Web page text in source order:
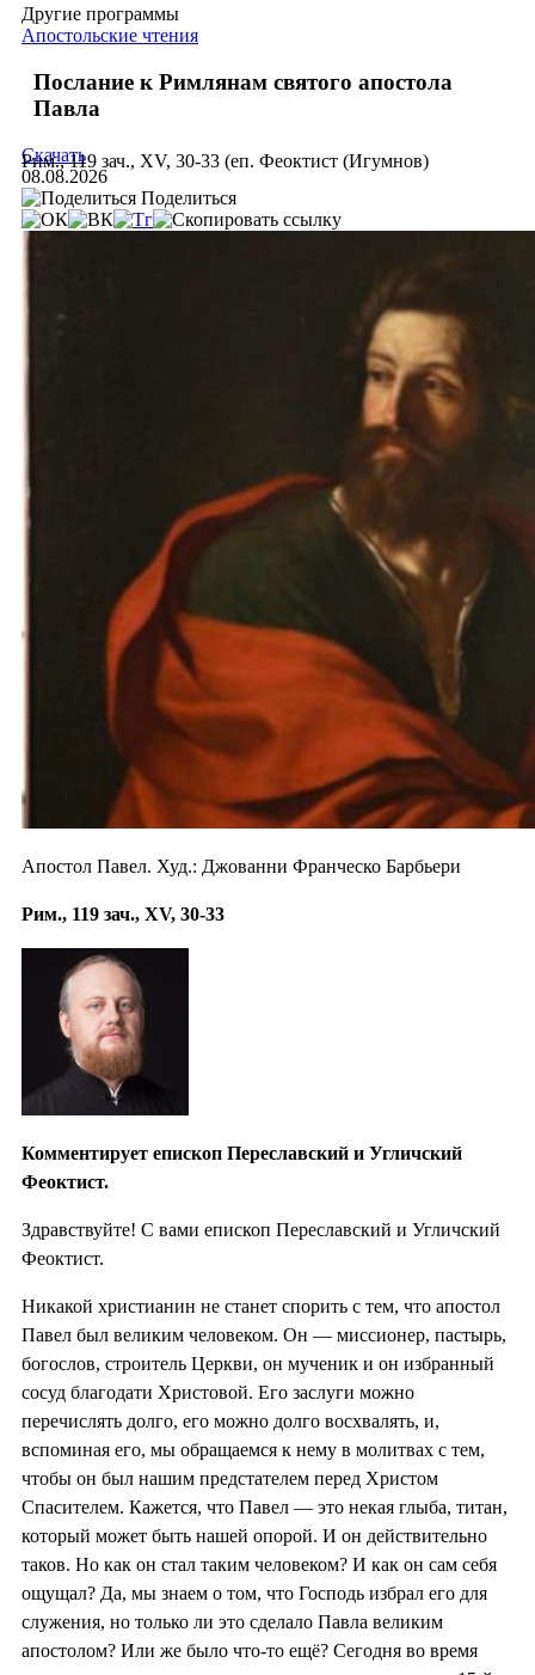
Другие программы
Апостольские чтения
Послание к Римлянам святого апостола
Павла
Рим., 119 зач., XV, 30-33 (еп. Феоктист (Игумнов)
Скачать
08.08.2026
Поделиться
Апостол Павел. Худ.: Джованни Франческо Барбьери
Рим., 119 зач., XV, 30-33
Комментирует епископ Переславский и Угличский
Феоктист.
Здравствуйте! С вами епископ Переславский и Угличский
Феоктист.
Никакой христианин не станет спорить с тем, что апостол
Павел был великим человеком. Он — миссионер, пастырь,
богослов, строитель Церкви, он мученик и он избранный
сосуд благодати Христовой. Его заслуги можно
перечислять долго, его можно долго восхвалять, и,
вспоминая его, мы обращаемся к нему в молитвах с тем,
чтобы он был нашим предстателем перед Христом
Спасителем. Кажется, что Павел — это некая глыба, титан,
который может быть нашей опорой. И он действительно
таков. Но как он стал таким человеком? И как он сам себя
ощущал? Да, мы знаем о том, что Господь избрал его для
служения, но только ли это сделало Павла великим
апостолом? Или же было что-то ещё? Сегодня во время